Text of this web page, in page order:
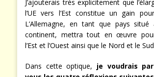
J’ajouterais très explicitement que
l’UE vers l’Est constitue un gain
L’Allemagne, en tant que pays
continent, mettra tout en œuvre
l’Est et l’Ouest ainsi que le Nord et le
Dans cette optique, je voudrais